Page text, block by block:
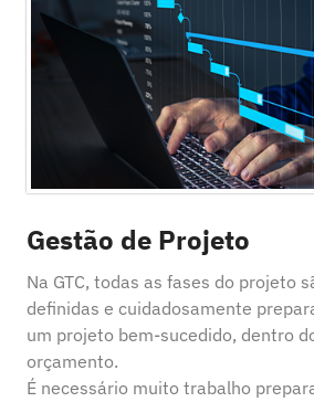
Gestão de Projeto
Na GTC, todas as fases do projeto
definidas e cuidadosamente
um projeto bem-sucedido, dentro
orçamento.
É necessário muito trabalho